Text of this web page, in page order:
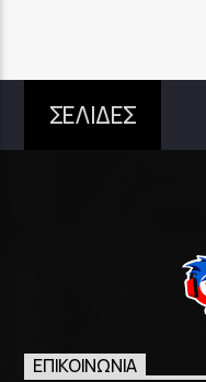
ΣΕΛΙΔΕΣ
ΕΠΙΚΟΙΝΩΝΊΑ